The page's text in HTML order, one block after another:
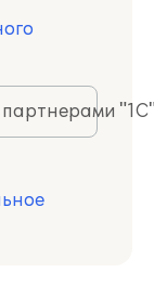
партнерами